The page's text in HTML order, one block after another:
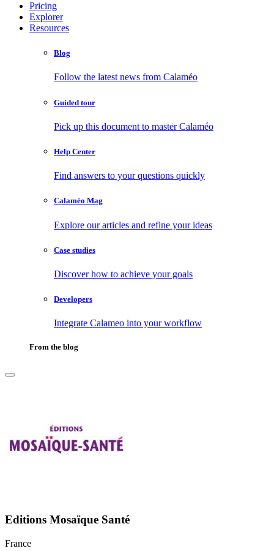
Pricing
Explorer
Resources
Blog
Follow the latest news from Calaméo
Guided tour
Pick up this document to master Calaméo
Help Center
Find answers to your questions quickly
Calaméo Mag
Explore our articles and refine your ideas
Case studies
Discover how to achieve your goals
Developers
Integrate Calameo into your workflow
From the blog
Editions Mosaïque Santé
France